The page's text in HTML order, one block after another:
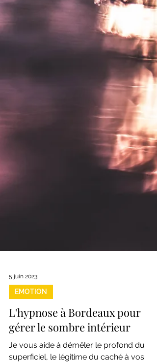
5 juin 2023
EMOTION
L'hypnose à Bordeaux pour
gérer le sombre intérieur